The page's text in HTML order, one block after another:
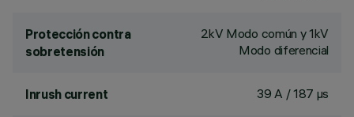
Protección contra
sobretensión
2kV Modo común y 1kV
Modo diferencial
Inrush current 39 A / 187 µs